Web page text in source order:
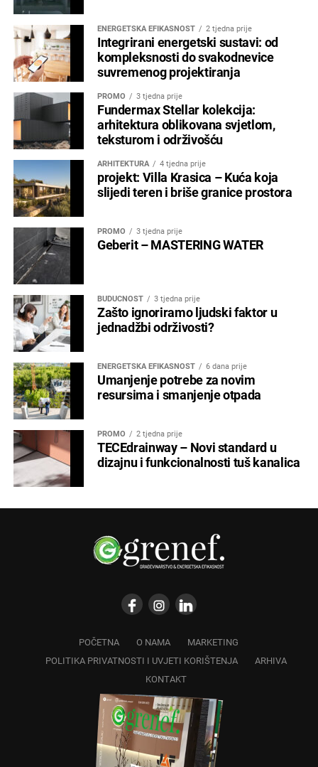
ENERGETSKA EFIKASNOST 2 tjedna prije
Integrirani energetski sustavi: od
kompleksnosti do svakodnevice
suvremenog projektiranja
PROMO 3 tjedna prije
Fundermax Stellar kolekcija:
arhitektura oblikovana svjetlom,
teksturom i održivošću
ARHITEKTURA 4 tjedna prije
projekt: Villa Krasica – Kuća koja
slijedi teren i briše granice prostora
PROMO 3 tjedna prije
Geberit – MASTERING WATER
BUDUĆNOST 3 tjedna prije
Zašto ignoriramo ljudski faktor u
jednadžbi održivosti?
ENERGETSKA EFIKASNOST 6 dana prije
Umanjenje potrebe za novim
resursima i smanjenje otpada
PROMO 2 tjedna prije
TECEdrainway – Novi standard u
dizajnu i funkcionalnosti tuš kanalica
POČETNA O NAMA
MARKETING
POLITIKA PRIVATNOSTI I UVJETI KORIŠTENJA
ARHIVA
KONTAKT